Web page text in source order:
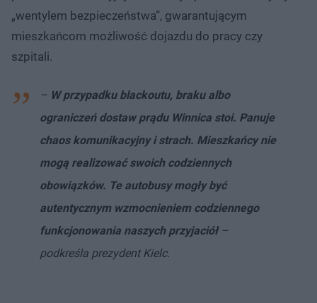
„wentylem bezpieczeństwa”, gwarantującym
mieszkańcom możliwość dojazdu do pracy czy
szpitali.
– W przypadku blackoutu, braku albo
ograniczeń dostaw prądu Winnica stoi. Panuje
chaos komunikacyjny i strach. Mieszkańcy nie
mogą realizować swoich codziennych
obowiązków. Te autobusy mogły być
autentycznym wzmocnieniem codziennego
funkcjonowania naszych przyjaciół–
podkreśla prezydent Kielc.